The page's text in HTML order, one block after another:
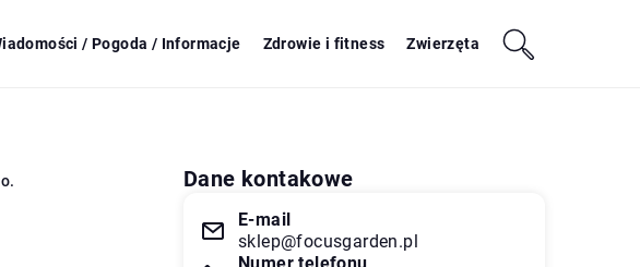
/ Pogoda / Informacje Zdrowie i fitness Zwierzęta
Dane kontakowe
E-mail
sklep@focusgarden.pl